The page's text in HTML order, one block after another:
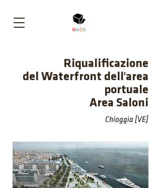
Riqualificazione
del Waterfront dell'area
portuale
Area Saloni
Chioggia [VE]